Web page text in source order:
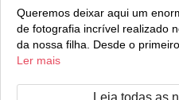
Queremos deixar aqui um
de fotografia incrível realizado
da nossa filha. Desde o
Ler mais
Leia todas as